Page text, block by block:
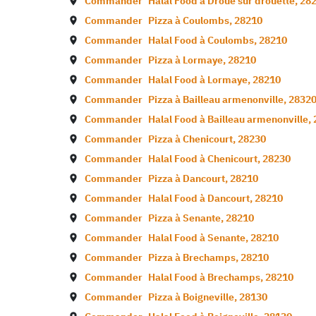
Commander Pizza àCoulombs,28210
Commander Halal Food àCoulombs,28210
Commander Pizza à Lormaye,28210
Commander Halal Food à Lormaye,28210
Commander Pizza à Bailleau armenonville,28320
Commander Halal Food à Bailleau armenonville,
Commander Pizza àChenicourt,28230
Commander Halal Food àChenicourt,28230
Commander Pizza à Dancourt,28210
Commander Halal Food à Dancourt,28210
Commander Pizza àSenante,28210
Commander Halal Food àSenante,28210
Commander Pizza à Brechamps,28210
Commander Halal Food à Brechamps,28210
Commander Pizza à Boigneville,28130